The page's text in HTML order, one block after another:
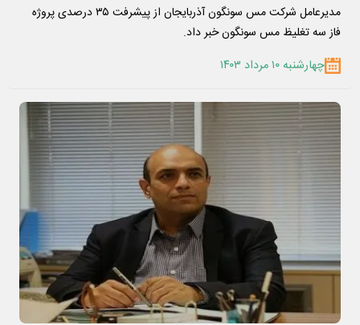
مدیرعامل شرکت مس سونگون آذربایجان از پیشرفت ۳۵ درصدی پروژه
فاز سه تغلیظ مس سونگون خبر داد.
چهارشنبه ۱۰ مرداد ۱۴۰۳